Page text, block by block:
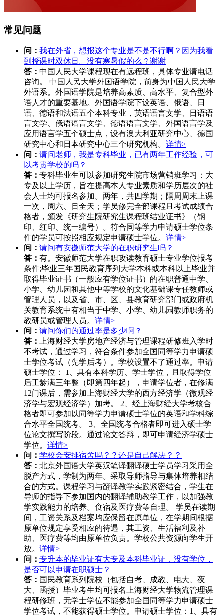
常见问题
问： 我在外省，想报这个专业是不是不行啊？因为我看
到授课时双休日。没有寒暑假的么？谢谢
答： 中国人民大学课程现在有远程班，具体专业请电话
咨询。 中国人民大学外国语学院，前身为中国人民大学
外语系。外国语学院是培养高素质、高水平、复合型外
语人才的重要基地。外国语学院下设英语、俄语、日
语、德语和法语五个本科专业，英语语言文学、日语语
言文学、俄语语言文学、德语语言文学、外国语言学及
应用语言学五个硕士点，设有澳大利亚研究中心、德国
研究中心和日本研究中心三个研究机构。 详情>
问： 请问老师，我是专科毕业，已有两年工作经验，可
以考贵学校的吗？
答： 专科毕业生可以参加研究生院市场营销班学习：大
专及以上学历，旨在提高本人专业素质和学历层次的社
会人士均可报名参加。两年，共四学期；隔周周末上课
一次，周六、日全天；学员修完全部课程且考试成绩合
格者，颁发《研究生院研究生课程班结业证书》（钢
印、红印、统一编号）。符合同等学力申请硕士学位条
件的学员可按照相应规定申请硕士学位。 详情>
问： 请问有安徽师范大学的在职研究生吗？
答： 有。安徽师范大学在职攻读教育硕士专业学位报考
条件;毕业三年国民教育序列大学本科或本科以上毕业并
取得毕业证书（一般应有学位证书）的在职普通中学、
小学、幼儿园和其他中等学校的文化基础课专任教师或
管理人员，以及省、市、区、县教育研究部门或政府机
关教育系统中有相当于中学、小学、幼儿园教师职务的
教研员或管理人员。 详情>
问： 请问你们的通过率是多少啊？
答：
上海财经大学房地产经济与管理课程研修班入学时
不考试，通过学习，符合条件参加全国同等学力申请硕
士学位考试（先学后考）。学校设置不了通过率。申请
硕士学位： 1、具有本科学历、学士学位，且取得学位
后工龄满三年整（即第四年起），申请学位者，在修满
12门课后，需参加上海财经大学的西方经济学（微观经
济学与宏观经济学）加考。 2、经上海财经大学考核合
格者即可参加以同等学力申请硕士学位的英语和学科综
合水平全国统考。 3、全国统考合格者即可进入硕士学
位论文撰写阶段。通过论文答辩，即可申请经济学硕士
学位。 详情>
问： 学校会安排宿舍吗？？还是自己解决？？
答： 北京外国语大学英汉笔译翻译硕士学员学习采用全
脱产方式，学制为两年。采取导师指导与集体培养相结
合的方式。课程学习与翻译教学实践紧密结合，学生在
导师的指导下参加国内的翻译辅助教学工作，以加强教
学实践能力的培养。食宿及医疗费等自理。 学员在读期
间，工资关系及档案均应保留在原单位，在学期间根据
原单位规定享受相应的待遇，其工资、生活福利及补
助、医疗费等均由原单位负责。学校公共资源向学生开
放。 详情>
问： 专升本的毕业证有大专及本科毕业证，没有学位，
是否可以申请在职硕士？
答： 国民教育系列院校（包括自考、成教、电大、夜
大、函授）毕业考生均可报名上海财经大学物流管理课
程研修班，无学士学位不能参加全国同等学力申请硕士
学位考试，不能获得硕士学位。申请硕士学位：1、具有